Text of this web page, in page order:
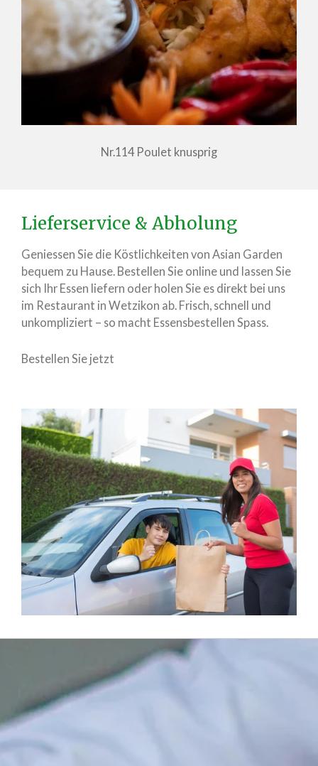
Nr.114 Poulet knusprig
Lieferservice & Abholung
Geniessen Sie die Köstlichkeiten von Asian Garden
bequem zu Hause. Bestellen Sie online und lassen Sie
sich Ihr Essen liefern oder holen Sie es direkt bei uns
im Restaurant in Wetzikon ab. Frisch, schnell und
unkompliziert – so macht Essensbestellen Spass.
Bestellen Sie jetzt